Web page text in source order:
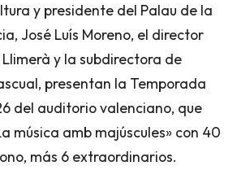
y presidente del Palau de la
José Luís Moreno, el director
y la subdirectora de
presentan la Temporada
del auditorio valenciano, que
música amb majúscules» con 40
más 6 extraordinarios.